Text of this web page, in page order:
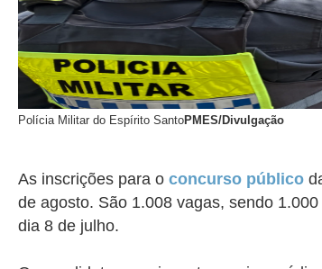
Polícia Militar do Espírito SantoPMES/Divulgação
As inscrições para o concurso público
de agosto. São 1.008 vagas, sendo
dia 8 de julho.